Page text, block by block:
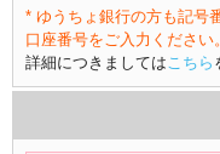
* ゆうちょ銀行の方も記号
口座番号をご入力ください。
詳細につきましてはこちら